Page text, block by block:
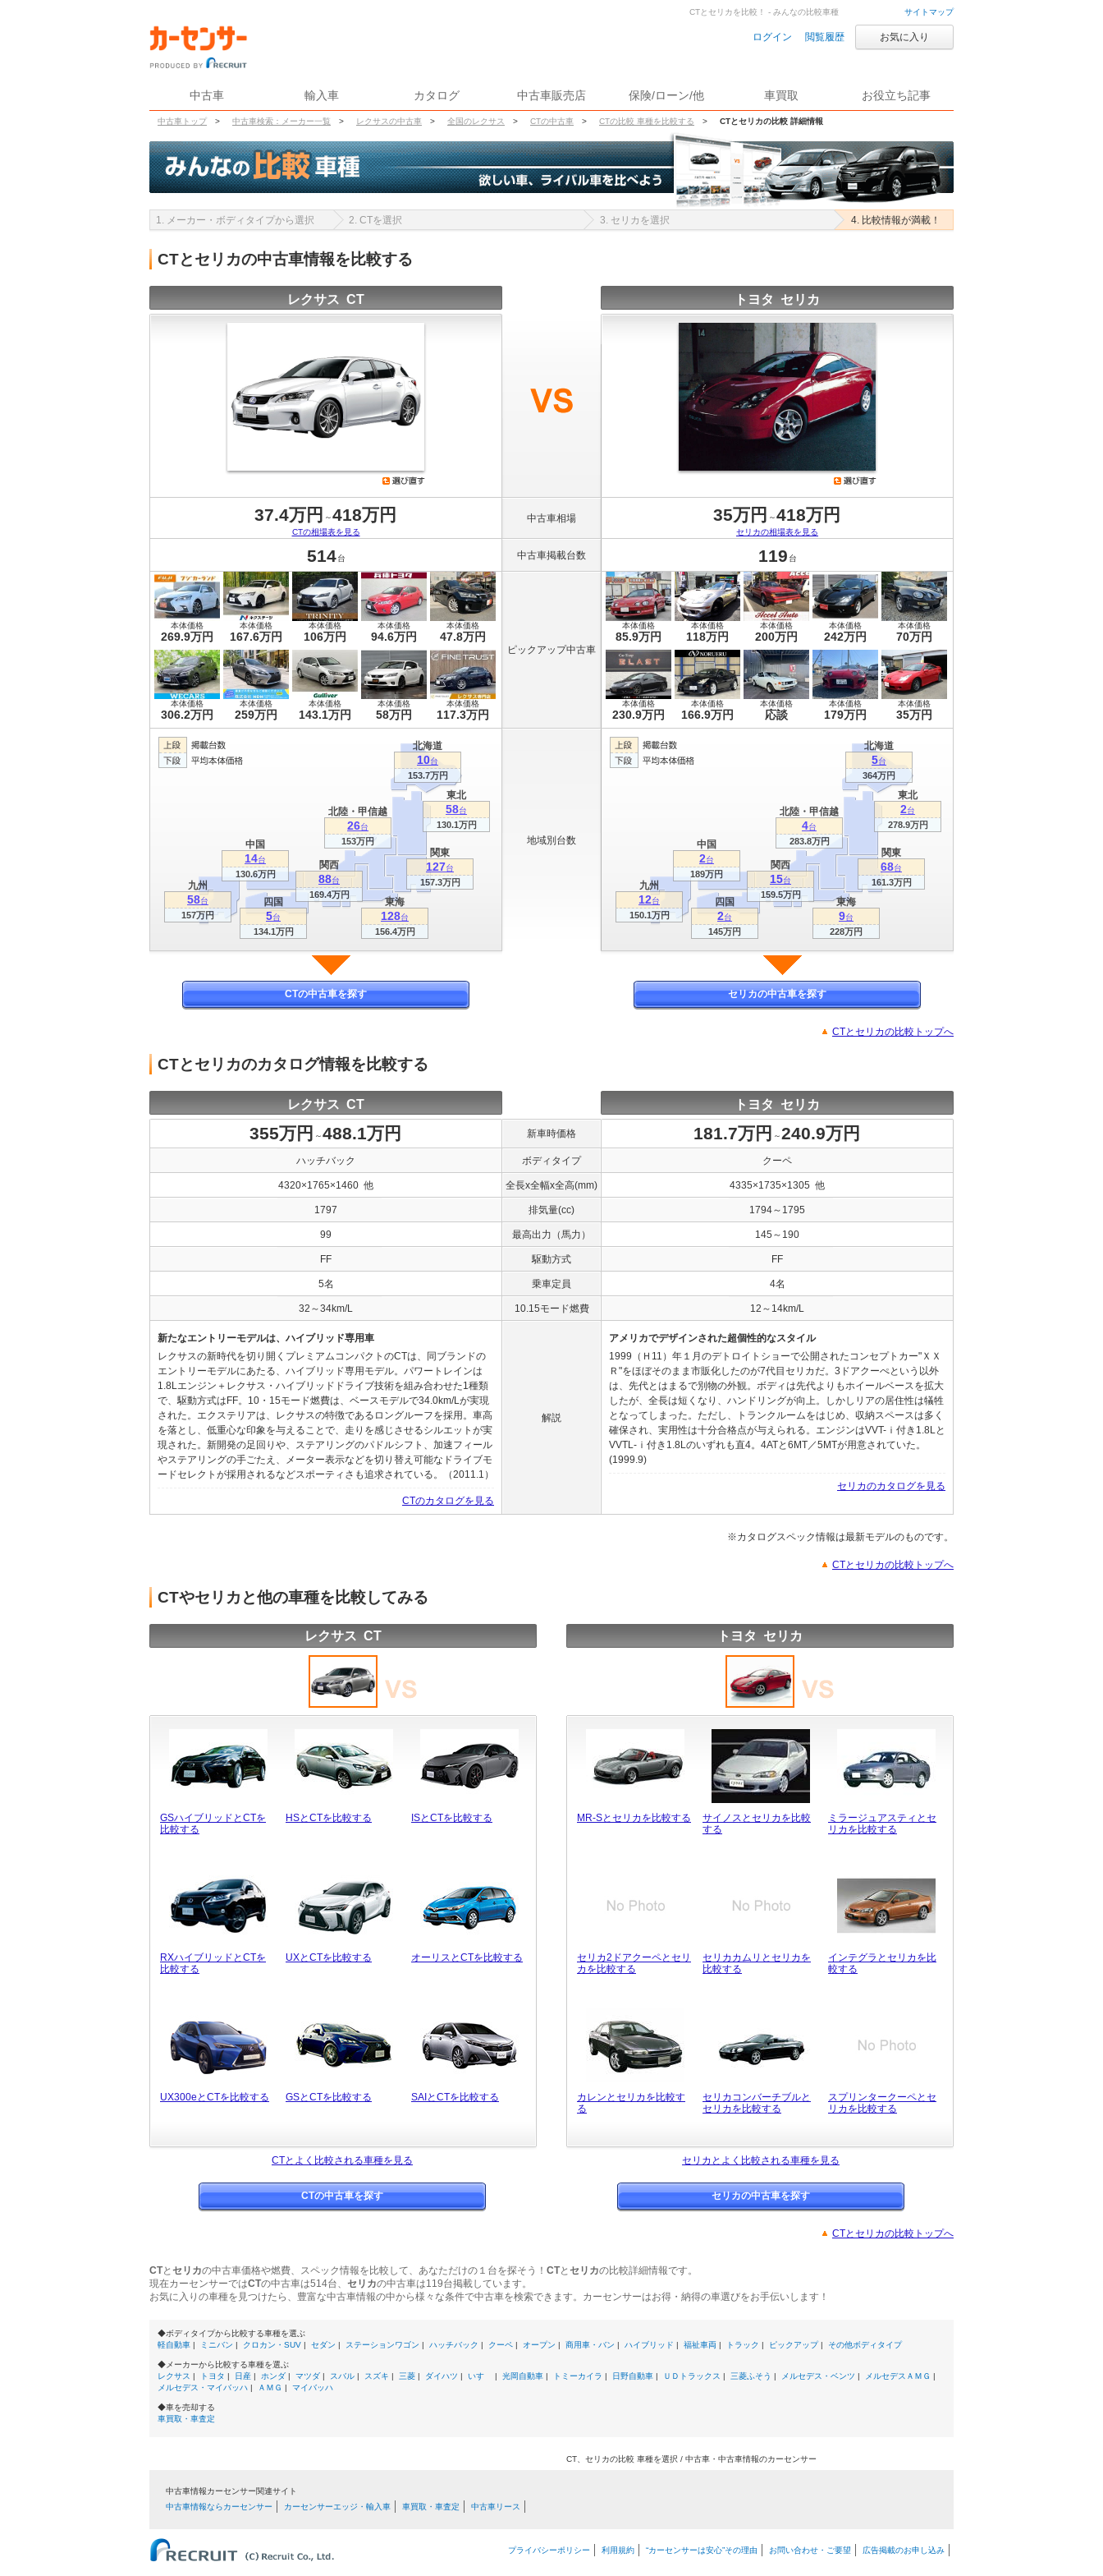
サイトマップ
ログイン 閲覧履歴 お気に入り
中古車 輸入車 カタログ 中古車販売店 保険/ローン/他 車買取 お役立ち記事
中古車トップ > 中古車検索：メーカー一覧 > レクサスの中古車 > 全国のレクサス > CTの中古車 > CTの比較 車種を比較する > CTとセリカの比較 詳細情報
CTとセリカを比較！ - みんなの比較車種
1. メーカー・ボディタイプから選択 2. CTを選択 3. セリカを選択 4. 比較情報が満載！
CTとセリカの中古車情報を比較する
レクサス CT トヨタ セリカ
37.4万円 ～418万円
CTの相場表を見る
中古車相場 35万円 ～418万円
セリカの相場表を見る
514 台 中古車掲載台数 119 台
本体価格
269.9万円
本体価格
167.6万円
本体価格
106万円
本体価格
94.6万円
本体価格
47.8万円
本体価格
306.2万円
本体価格
259万円
本体価格
143.1万円
本体価格
58万円
本体価格
117.3万円
ピックアップ中古車
本体価格
85.9万円
本体価格
118万円
本体価格
200万円
本体価格
242万円
本体価格
70万円
本体価格
230.9万円
本体価格
166.9万円
本体価格
応談
本体価格
179万円
本体価格
35万円
関東
127台
157.3万円
関西
88台
169.4万円
東海
128台
156.4万円
北海道
10台
153.7万円
九州
58台
157万円
東北
58台
130.1万円
北陸・甲信越
26台
153万円
中国
14台
130.6万円
四国
5台
134.1万円
地域別台数
関東
68台
161.3万円
関西
15台
159.5万円
東海
9台
228万円
北海道
5台
364万円
九州
12台
150.1万円
東北
2台
278.9万円
北陸・甲信越
4台
283.8万円
中国
2台
189万円
四国
2台
145万円
CTの中古車を探す セリカの中古車を探す
CTとセリカの比較トップへ
CTとセリカのカタログ情報を比較する
レクサス CT トヨタ セリカ
355万円 ～488.1万円 新車時価格 181.7万円 ～240.9万円
ハッチバック ボディタイプ クーペ
4320×1765×1460 他 全長x全幅x全高(mm) 4335×1735×1305 他
1797 排気量(cc) 1794～1795
99 最高出力（馬力） 145～190
FF 駆動方式 FF
5名 乗車定員 4名
32～34km/L 10.15モード燃費 12～14km/L
新たなエントリーモデルは、ハイブリッド専用車
レクサスの新時代を切り開くプレミアムコンパクトのCTは、同ブランドの
エントリーモデルにあたる、ハイブリッド専用モデル。パワートレインは
1.8Lエンジン＋レクサス・ハイブリッドドライブ技術を組み合わせた1種類
で、駆動方式はFF。10・15モード燃費は、ベースモデルで34.0km/Lが実現
された。エクステリアは、レクサスの特徴であるロングルーフを採用。車高
を落とし、低重心な印象を与えることで、走りを感じさせるシルエットが実
現された。新開発の足回りや、ステアリングのパドルシフト、加速フィール
やステアリングの手ごたえ、メーター表示などを切り替え可能なドライブモ
ードセレクトが採用されるなどスポーティさも追求されている。（2011.1）
CTのカタログを見る
解説
アメリカでデザインされた超個性的なスタイル
1999（Ｈ11）年１月のデトロイトショーで公開されたコンセプトカー"ＸＸ
Ｒ"をほぼそのまま市販化したのが7代目セリカだ。3ドアクーぺという以外
は、先代とはまるで別物の外観。ボディは先代よりもホイールベースを拡大
したが、全長は短くなり、ハンドリングが向上。しかしリアの居住性は犠牲
となってしまった。ただし、トランクルームをはじめ、収納スペースは多く
確保され、実用性は十分合格点が与えられる。エンジンはVVT-ｉ付き1.8Lと
VVTL-ｉ付き1.8Lのいずれも直4。4ATと6MT／5MTが用意されていた。
(1999.9)
セリカのカタログを見る
※カタログスペック情報は最新モデルのものです。
CTとセリカの比較トップへ
CTやセリカと他の車種を比較してみる
レクサス CT
GSハイブリッドとCTを
比較する
HSとCTを比較する ISとCTを比較する
RXハイブリッドとCTを
比較する
UXとCTを比較する オーリスとCTを比較する
UX300eとCTを比較する GSとCTを比較する SAIとCTを比較する
トヨタ セリカ
MR-Sとセリカを比較する
サイノスとセリカを比較
する
ミラージュアスティとセ
リカを比較する
セリカ2ドアクーペとセリ
カを比較する
セリカカムリとセリカを
比較する
インテグラとセリカを比
較する
カレンとセリカを比較す
る
セリカコンバーチブルと
セリカを比較する
スプリンタークーペとセ
リカを比較する
CTとよく比較される車種を見る セリカとよく比較される車種を見る
CTの中古車を探す セリカの中古車を探す
CTとセリカの比較トップへ
CTと セリカの中古車価格や燃費、スペック情報を比較して、あなただけの１台を探そう！ CTと セリカの比較詳細情報です。
現在カーセンサーではCTの中古車は514台、 セリカの中古車は119台掲載しています。
お気に入りの車種を見つけたら、豊富な中古車情報の中から様々な条件で中古車を検索できます。カーセンサーはお得・納得の車選びをお手伝いします！
◆ボディタイプから比較する車種を選ぶ
軽自動車 | ミニバン | クロカン・SUV | セダン | ステーションワゴン | ハッチバック | クーペ | オープン | 商用車・バン | ハイブリッド | 福祉車両 | トラック | ピックアップ| その他ボディタイプ
◆メーカーから比較する車種を選ぶ
レクサス | トヨタ | 日産 | ホンダ | マツダ | スバル | スズキ | 三菱 | ダイハツ | いすゞ | 光岡自動車 | トミーカイラ | 日野自動車 | ＵＤトラックス | 三菱ふそう | メルセデス・ベンツ | メルセデスＡＭＧ |
メルセデス・マイバッハ | ＡＭＧ | マイバッハ
◆車を売却する
車買取・車査定
CT、セリカの比較 車種を選択 / 中古車・中古車情報のカーセンサー
中古車情報カーセンサー関連サイト
中古車情報ならカーセンサー
カーセンサーエッジ・輸入車 車買取・車査定 中古車リース
プライバシーポリシー 利用規約 “カーセンサーは安心”その理由 お問い合わせ・ご要望 広告掲載のお申し込み